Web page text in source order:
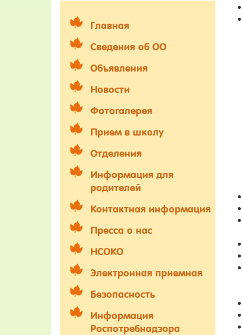
Главная
Сведения об ОО
Объявления
Новости
Фотогалерея
Прием в школу
Отделения
Информация для
родителей
Контактная информация
Пресса о нас
НСОКО
Электронная приемная
Безопасность
Информация
Роспотребнадзора